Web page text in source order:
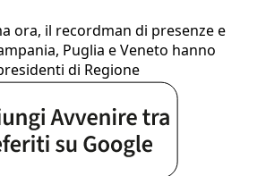
ora, il recordman di presenze e
Puglia e Veneto hanno
di Regione